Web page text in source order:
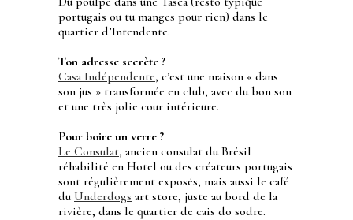
portugais ou tu manges pour rien) dans le
quartier d’Intendente.
Ton adresse secrète ?
Casa Indépendente, c’est une maison « dans
son jus » transformée en club, avec du bon son
et une très jolie cour intérieure.
Pour boire un verre ?
Le Consulat, ancien consulat du Brésil
réhabilité en Hotel ou des créateurs portugais
sont régulièrement exposés, mais aussi le café
du Underdogs art store, juste au bord de la
rivière, dans le quartier de cais do sodre.